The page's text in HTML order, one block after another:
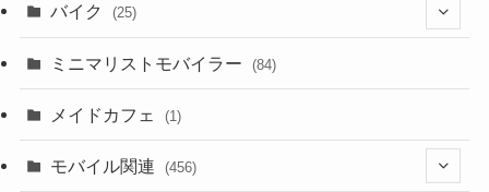
(2)
(10)
バイク (25)
(8)
(23)
ミニマリストモバイラー (84)
メイドカフェ (1)
モバイル関連 (456)